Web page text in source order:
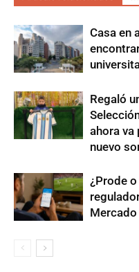
Casa en
Regaló
ahora va
nuevo
¿Prode
Mercado